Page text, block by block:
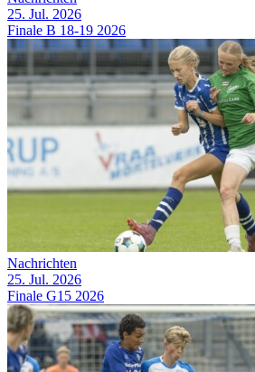
25. Jul. 2026
Finale B 18-19 2026
Nachrichten
25. Jul. 2026
Finale G15 2026